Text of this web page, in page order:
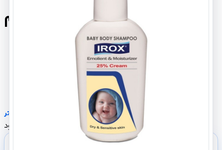
گرم
حاوی ترکیبات التیام بخش
مشاهده بیشتر
ناموجود